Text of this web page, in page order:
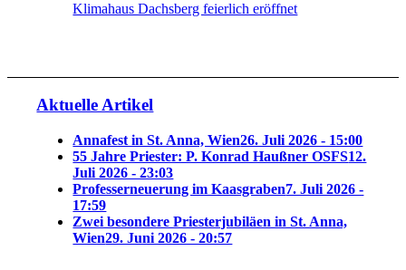
Klimahaus Dachsberg feierlich eröffnet
Aktuelle Artikel
Annafest in St. Anna, Wien26. Juli 2026 - 15:00
55 Jahre Priester: P. Konrad Haußner OSFS12.
Juli 2026 - 23:03
Professerneuerung im Kaasgraben7. Juli 2026 -
17:59
Zwei besondere Priesterjubiläen in St. Anna,
Wien29. Juni 2026 - 20:57